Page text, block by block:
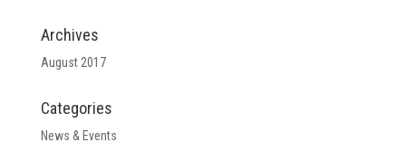
Archives
August 2017
Categories
News & Events